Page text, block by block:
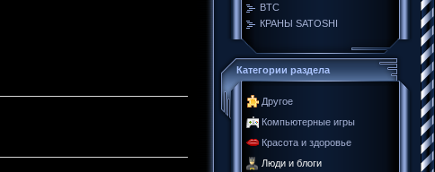
BTC
КРАНЫ SATOSHI
Категории раздела
Другое
Компьютерные игры
Красота и здоровье
Люди и блоги